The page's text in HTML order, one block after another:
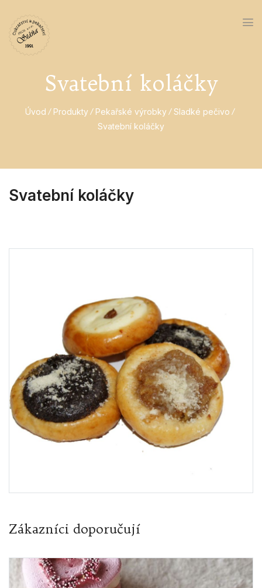
Svatební koláčky
Úvod Produkty Pekařské výrobky
Sladké pečivo
Svatební koláčky
Svatební koláčky
Zákazníci doporučují